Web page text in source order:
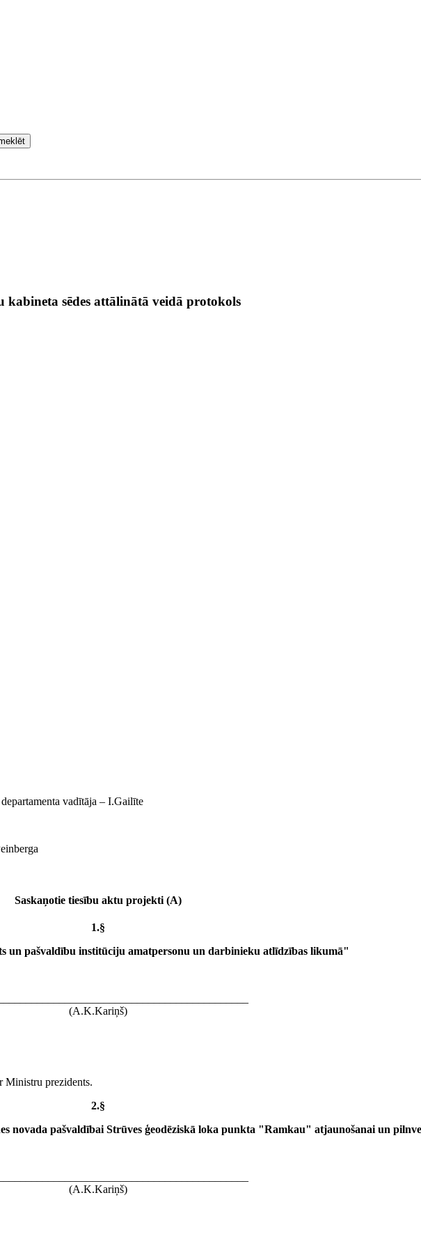
kabineta sēdes attālinātā veidā protokols
vadītāja ‒ I.Gailīte
Saskaņotie tiesību aktu projekti (A)
1.§
pašvaldību institūciju amatpersonu un darbinieku atlīdzības likumā"
(A.K.Kariņš)
Ministru prezidents.
2.§
novada pašvaldībai Strūves ģeodēziskā loka punkta "Ramkau" atjaunošanai un
(A.K.Kariņš)